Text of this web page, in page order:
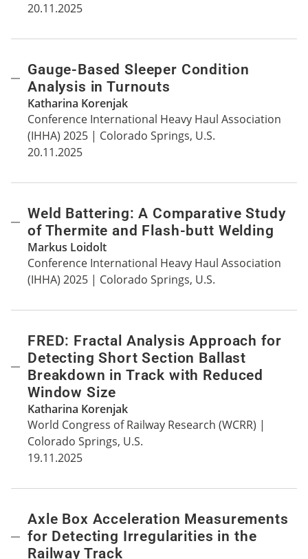
20.11.2025
Gauge-Based Sleeper Condition
Analysis in Turnouts
Katharina Korenjak
Conference International Heavy Haul Association
(IHHA) 2025 | Colorado Springs, U.S.
20.11.2025
Weld Battering: A Comparative Study
of Thermite and Flash-butt Welding
Markus Loidolt
Conference International Heavy Haul Association
(IHHA) 2025 | Colorado Springs, U.S.
FRED: Fractal Analysis Approach for
Detecting Short Section Ballast
Breakdown in Track with Reduced
Window Size
Katharina Korenjak
World Congress of Railway Research (WCRR) |
Colorado Springs, U.S.
19.11.2025
Axle Box Acceleration Measurements
for Detecting Irregularities in the
Railway Track